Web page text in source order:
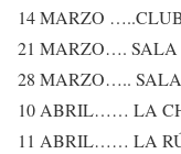
14 MARZO
21 MARZO….
28 MARZO…..
10 ABRIL…… LA
11 ABRIL…… LA